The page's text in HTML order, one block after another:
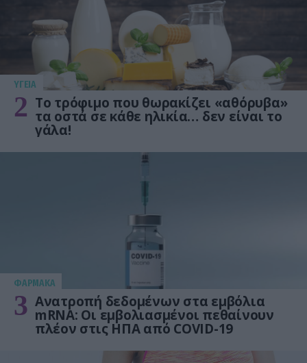
ΥΓΕΙΑ
2 Το τρόφιμο που θωρακίζει «αθόρυβα»
τα οστά σε κάθε ηλικία… δεν είναι το
γάλα!
ΦΑΡΜΑΚΑ
3 Ανατροπή δεδομένων στα εμβόλια
mRNA: Οι εμβολιασμένοι πεθαίνουν
πλέον στις ΗΠΑ από COVID-19